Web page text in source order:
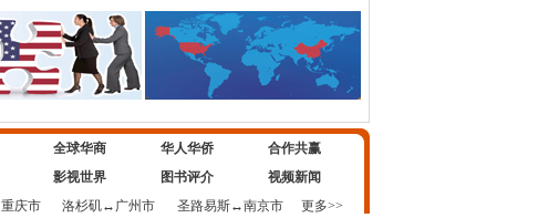
全球华商 华人华侨
合作共赢
影视世界 图书评介
视频新闻
重庆市 洛杉矶↔ 广州市 圣路易斯↔南京市 更多>>